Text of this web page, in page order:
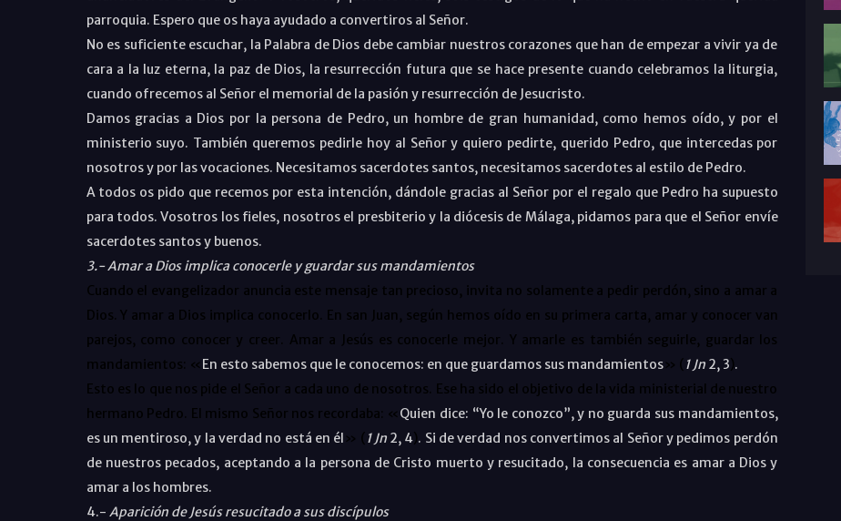
parroquia. Espero que os haya ayudado a convertiros al Señor.
No es suficiente escuchar, la Palabra de Dios debe cambiar nuestros corazones que han de empezar a vivir ya de
cara a la luz eterna, la paz de Dios, la resurrección futura que se hace presente cuando celebramos la liturgia,
cuando ofrecemos al Señor el memorial de la pasión y resurrección de Jesucristo.
Damos gracias a Dios por la persona de Pedro, un hombre de gran humanidad, como hemos oído, y por el
ministerio suyo. También queremos pedirle hoy al Señor y quiero pedirte, querido Pedro, que intercedas por
nosotros y por las vocaciones. Necesitamos sacerdotes santos, necesitamos sacerdotes al estilo de Pedro.
A todos os pido que recemos por esta intención, dándole gracias al Señor por el regalo que Pedro ha supuesto
para todos. Vosotros los fieles, nosotros el presbiterio y la diócesis de Málaga, pidamos para que el Señor envíe
sacerdotes santos y buenos.
3.- Amar a Dios implica conocerle y guardar sus mandamientos
Cuando el evangelizador anuncia este mensaje tan precioso, invita no solamente a pedir perdón, sino a amar a
Dios. Y amar a Dios implica conocerlo. En san Juan, según hemos oído en su primera carta, amar y conocer van
parejos, como conocer y creer. Amar a Jesús es conocerle mejor. Y amarle es también seguirle, guardar los
mandamientos: « En esto sabemos que le conocemos: en que guardamos sus mandamientos» ( 1 Jn2, 3).
Esto es lo que nos pide el Señor a cada uno de nosotros. Ese ha sido el objetivo de la vida ministerial de nuestro
hermano Pedro. El mismo Señor nos recordaba: « Quien dice: “Yo le conozco”, y no guarda sus mandamientos,
es un mentiroso, y la verdad no está en él » ( 1 Jn2, 4). Si de verdad nos convertimos al Señor y pedimos perdón
de nuestros pecados, aceptando a la persona de Cristo muerto y resucitado, la consecuencia es amar a Dios y
amar a los hombres.
4.- Aparición de Jesús resucitado a sus discípulos